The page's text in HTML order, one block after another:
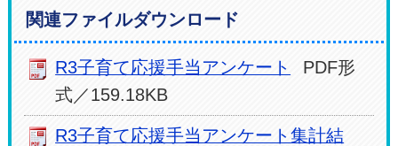
関連ファイルダウンロード
R3子育て応援手当アンケート
PDF形
式／159.18KB
R3子育て応援手当アンケート集計結